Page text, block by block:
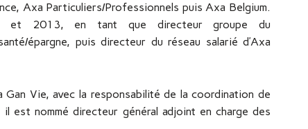
Axa Particuliers/Professionnels puis Axa Belgium.
et 2013, en tant que directeur groupe du
épargne, puis directeur du réseau salarié d’Axa
Vie, avec la responsabilité de la coordination de
est nommé directeur général adjoint en charge des